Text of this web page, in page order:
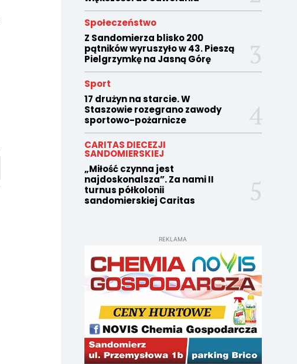
Społeczeństwo
Z Sandomierza blisko 200
pątników wyruszyło w 43. Pieszą
Pielgrzymkę na Jasną Górę
Sport
17 drużyn na starcie. W
Staszowie rozegrano zawody
sportowo-pożarnicze
CARITAS DIECEZJI
SANDOMIERSKIEJ
„Miłość czynna jest
najdoskonalsza”. Za nami II
turnus półkolonii
sandomierskiej Caritas
REKLAMA